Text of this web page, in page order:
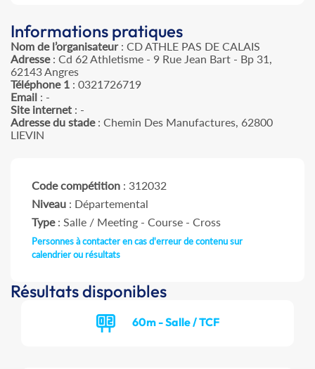
Informations pratiques
Nom de l’organisateur: CD ATHLE PAS DE CALAIS
Adresse: Cd 62 Athletisme - 9 Rue Jean Bart - Bp 31,
62143 Angres
Téléphone 1 : 0321726719
Email : -
Site internet : -
Adresse du stade: Chemin Des Manufactures, 62800
LIEVIN
Code compétition : 312032
Niveau : Départemental
Type: Salle / Meeting - Course - Cross
Personnes à contacter en cas d'erreur de contenu sur
calendrier ou résultats
Résultats disponibles
60m - Salle / TCF